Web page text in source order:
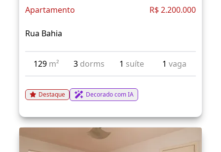
Apartamento R$ 2.200.000
Rua Bahia
129 m² 3 dorms 1 suíte 1vaga
Destaque Decorado com IA